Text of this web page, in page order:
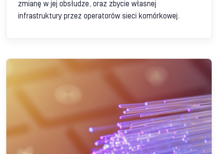
zmianę w jej obsłudze, oraz zbycie własnej
infrastruktury przez operatorów sieci komórkowej.